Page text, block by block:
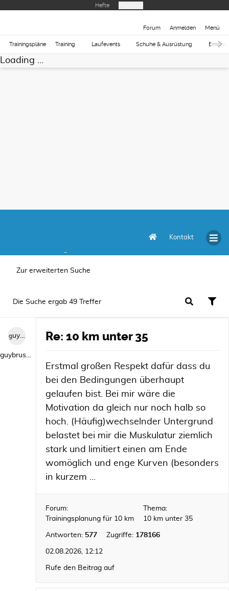
Hefte
Forum Anmelden Menü
Trainingspläne Training Laufevents Schuhe & Ausrüstung
Loading ...
Kontakt
Zur erweiterten Suche
Die Suche ergab 49 Treffer
guybrush1992
guybrush1992
Re: 10 km unter 35
Erstmal großen Respekt dafür dass du
bei den Bedingungen überhaupt
gelaufen bist. Bei mir wäre die
Motivation da gleich nur noch halb so
hoch. (Häufig)wechselnder Untergrund
belastet bei mir die Muskulatur ziemlich
stark und limitiert einen am Ende
womöglich und enge Kurven (besonders
in kurzem ...
Forum:
Trainingsplanung für 10 km
Thema:
10 km unter 35
Antworten: 577 Zugriffe: 178166
02.08.2026, 12:12
Rufe den Beitrag auf